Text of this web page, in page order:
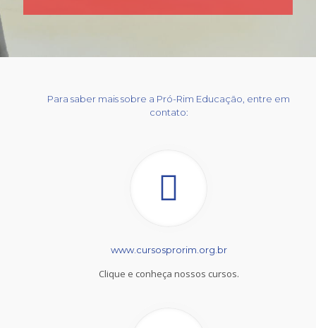
Para saber mais sobre a Pró-Rim Educação, entre em
contato:
www.cursosprorim.org.br
Clique e conheça nossos cursos.